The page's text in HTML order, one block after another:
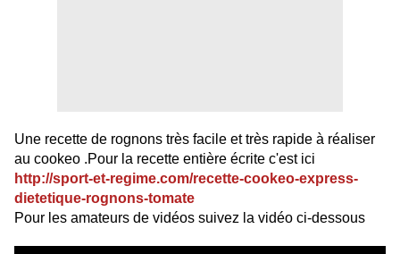
Une recette de rognons très facile et très rapide à réaliser
au cookeo .Pour la recette entière écrite c'est ici
http://sport-et-regime.com/recette-cookeo-express-
dietetique-rognons-tomate
Pour les amateurs de vidéos suivez la vidéo ci-dessous